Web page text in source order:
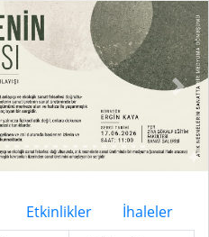
Etkinlikler İhaleler